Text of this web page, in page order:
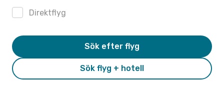
Direktflyg
Sök flyg + hotell
Sök efter flyg